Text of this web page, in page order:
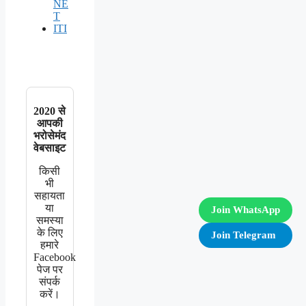
Join WhatsApp
Join Telegram
NE
T
ITI
2020 से
आपकी
भरोसेमंद
वेबसाइट
किसी
भी
सहायता
या
समस्या
के लिए
हमारे
Facebook
पेज पर
संपर्क
करें।